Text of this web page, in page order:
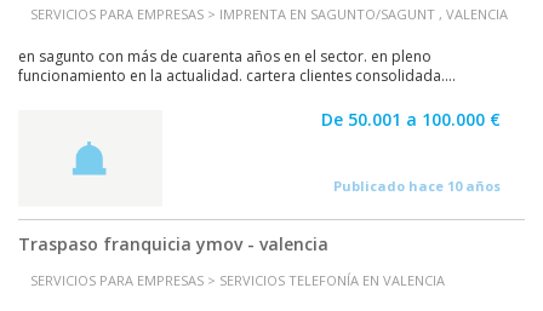
SERVICIOS PARA EMPRESAS > IMPRENTA EN SAGUNTO/SAGUNT , VALENCIA
en sagunto con más de cuarenta años en el sector. en pleno
funcionamiento en la actualidad. cartera clientes consolidada....
De 50.001 a 100.000 €
Publicado hace 10 años
Traspaso franquicia ymov - valencia
SERVICIOS PARA EMPRESAS > SERVICIOS TELEFONÍA EN VALENCIA